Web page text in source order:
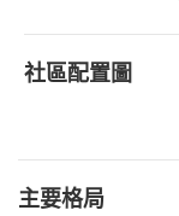
社區配置圖
主要格局